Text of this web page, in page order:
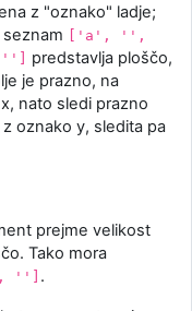
z "oznako" ladje;
['a', '',
predstavlja ploščo,
je prazno, na
nato sledi prazno
oznako y, sledita pa
prejme velikost
Tako mora
''] .